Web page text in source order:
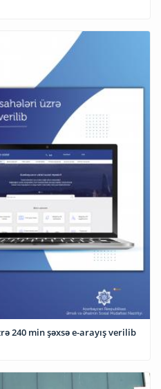
240 min şəxsə e-arayış verilib